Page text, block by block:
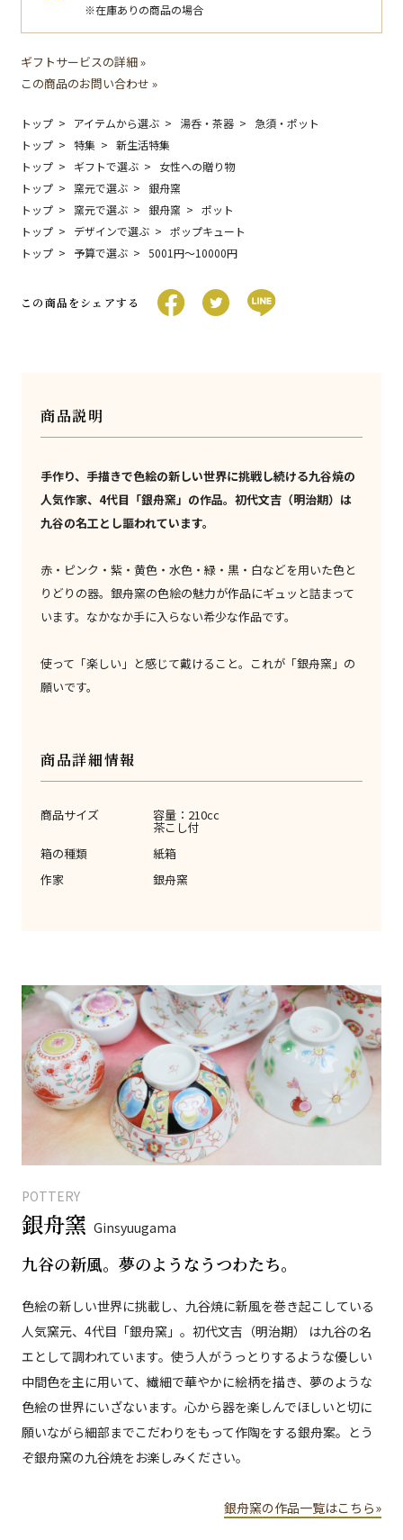
※在庫ありの商品の場合
ギフトサービスの詳細 »
この商品のお問い合わせ »
トップ アイテムから選ぶ 湯呑・茶器
急須・ポット
トップ
特集
新生活特集
トップ
ギフトで選ぶ
女性への贈り物
トップ
窯元で選ぶ
銀舟窯
トップ
窯元で選ぶ 銀舟窯
ポット
トップ
デザインで選ぶ
ポップキュート
トップ
予算で選ぶ 5001円〜10000円
この商品をシェアする
商品説明
手作り、手描きで色絵の新しい世界に挑戦し続ける九谷焼の
人気作家、4代目「銀舟窯」の作品。初代文吉（明治期）は
九谷の名工とし謳われています。
赤・ピンク・紫・黄色・水色・緑・黒・白などを用いた色と
りどりの器。銀舟窯の色絵の魅力が作品にギュッと詰まって
います。なかなか手に入らない希少な作品です。
使って「楽しい」と感じて戴けること。これが「銀舟窯」の
願いです。
商品詳細情報
商品サイズ 容量：210cc
茶こし付
箱の種類
紙箱
作家
銀舟窯
POTTERY
銀舟窯 Ginsyuugama
九谷の新風。夢のようなうつわたち。
色絵の新しい世界に挑載し、九谷焼に新風を巻き起こしている
人気窯元、4代目「銀舟窯」。初代文吉（明治期） は九谷の名
エとして調われています。使う人がうっとりするような優しい
中間色を主に用いて、繊細で華やかに絵柄を描き、夢のような
色絵の世界にいざないます。心から器を楽しんでほしいと切に
願いながら細部までこだわりをもって作陶をする銀舟案。とう
ぞ銀舟窯の九谷焼をお楽しみください。
銀舟窯の作品一覧はこちら»